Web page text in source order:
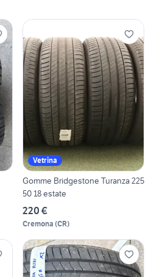
Vetrina
Gomme Bridgestone Turanza 225
50 18 estate
220 €
Cremona (CR)